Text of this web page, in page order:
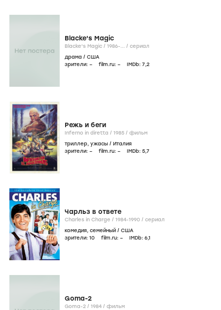
Blacke's Magic
Blacke's Magic / 1986-... / сериал
драма / США
зрители: – film.ru: – IMDb: 7,2
Режь и беги
Inferno in diretta / 1985 / фильм
триллер, ужасы / Италия
зрители: – film.ru: – IMDb: 5,7
Чарльз в ответе
Charles in Charge / 1984-1990 / сериал
комедия, семейный / США
зрители: 10 film.ru: – IMDb: 6,1
Goma-2
Goma-2 / 1984 / фильм